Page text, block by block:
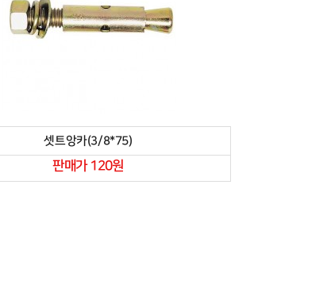
셋트앙카(3/8*75)
판매가 120원